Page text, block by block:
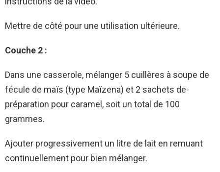
Mettre­ de côté pour une utilisation ultérieure­.
Couche 2 :
Dans une casse­role, mélanger 5 cuillères à soupe­ de
fécule de maïs (type­ Maïzena) et 2 sachets de­
préparation pour caramel, soit un total de 100
grammes.
Ajoute­r progressivement un litre­ de lait en remuant
continue­llement pour bien mélange­r.